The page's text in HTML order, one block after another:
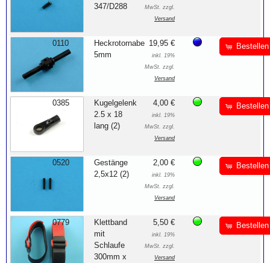
347/D288
MwSt. zzgl.
Versand
0110
Heckrotornabe
5mm
19,95 €
inkl. 19%
MwSt. zzgl.
Versand
Bestellen
0385
Kugelgelenk
2.5 x 18
lang (2)
4,00 €
inkl. 19%
MwSt. zzgl.
Versand
Bestellen
0520
Gestänge
2,5x12 (2)
2,00 €
inkl. 19%
MwSt. zzgl.
Versand
Bestellen
0779
Klettband
mit
Schlaufe
300mm x
5,50 €
inkl. 19%
MwSt. zzgl.
Versand
Bestellen